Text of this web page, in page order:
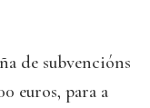
de subvencións
euros, para a